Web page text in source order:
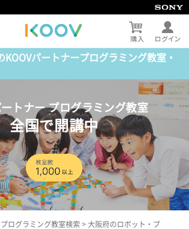
KOOVパートナープログラミング教室・
ートナー プログラミング教室
全国で開講中
ログラミング教室検索 > 大阪府のロボット・プ